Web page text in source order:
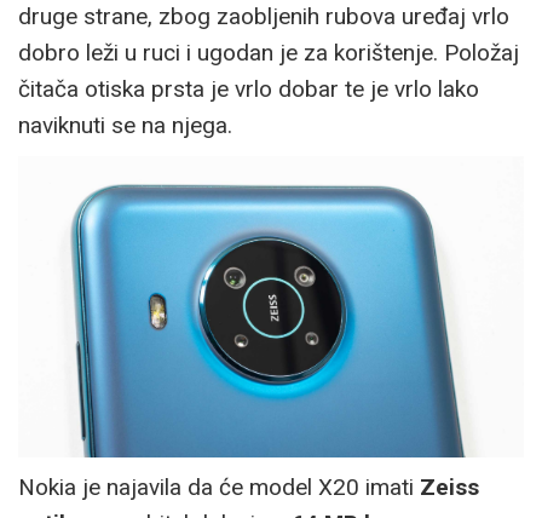
druge strane, zbog zaobljenih rubova uređaj vrlo
dobro leži u ruci i ugodan je za korištenje. Položaj
čitača otiska prsta je vrlo dobar te je vrlo lako
naviknuti se na njega.
Nokia je najavila da će model X20 imati Zeiss